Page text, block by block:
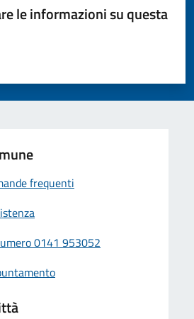
le informazioni su questa
stelle su 5
su 5
su 5
frequenti
0141 953052